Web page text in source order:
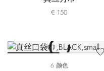
€ 150
6 颜色